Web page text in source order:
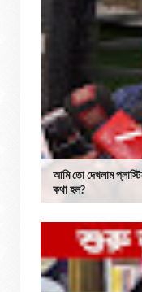
আমি তো দেখলাম
কথা হল?